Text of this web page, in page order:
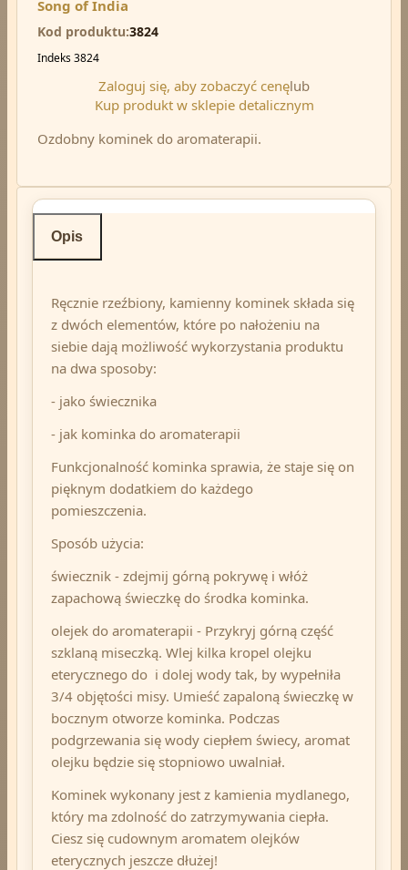
Song of India
Kod produktu 3824
Indeks 3824
Zaloguj się, aby zobaczyć cenęlub
Kup produkt w sklepie detalicznym
Ozdobny kominek do aromaterapii.
Opis
Ręcznie rzeźbiony, kamienny kominek składa się
z dwóch elementów, które po nałożeniu na
siebie dają możliwość wykorzystania produktu
na dwa sposoby:
- jako świecznika
- jak kominka do aromaterapii
Funkcjonalność kominka sprawia, że staje się on
pięknym dodatkiem do każdego
pomieszczenia.
Sposób użycia:
świecznik - zdejmij górną pokrywę i włóż
zapachową świeczkę do środka kominka.
olejek do aromaterapii - Przykryj górną część
szklaną miseczką. Wlej kilka kropel olejku
eterycznego do i dolej wody tak, by wypełniła
3/4 objętości misy. Umieść zapaloną świeczkę w
bocznym otworze kominka. Podczas
podgrzewania się wody ciepłem świecy, aromat
olejku będzie się stopniowo uwalniał.
Kominek wykonany jest z kamienia mydlanego,
który ma zdolność do zatrzymywania ciepła.
Ciesz się cudownym aromatem olejków
eterycznych jeszcze dłużej!